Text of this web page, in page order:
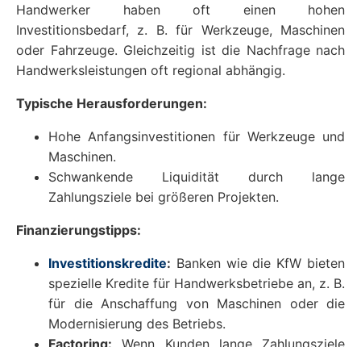
Handwerker haben oft einen hohen
Investitionsbedarf, z. B. für Werkzeuge, Maschinen
oder Fahrzeuge. Gleichzeitig ist die Nachfrage nach
Handwerksleistungen oft regional abhängig.
Typische Herausforderungen:
Hohe Anfangsinvestitionen für Werkzeuge und
Maschinen.
Schwankende Liquidität durch lange
Zahlungsziele bei größeren Projekten.
Finanzierungstipps:
Investitionskredite: Banken wie die KfW bieten
spezielle Kredite für Handwerksbetriebe an, z. B.
für die Anschaffung von Maschinen oder die
Modernisierung des Betriebs.
Factoring: Wenn Kunden lange Zahlungsziele